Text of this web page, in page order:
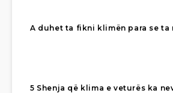
A duhet ta fikni klimën para se ta
5 Shenja që klima e veturës ka